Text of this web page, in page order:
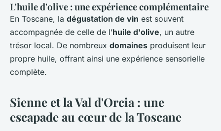
L'huile d'olive : une expérience complémentaire
En Toscane, la dégustation de vin est souvent
accompagnée de celle de l’huile d'olive, un autre
trésor local. De nombreux domaines produisent leur
propre huile, offrant ainsi une expérience sensorielle
complète.
Sienne et la Val d'Orcia : une
escapade au cœur de la Toscane